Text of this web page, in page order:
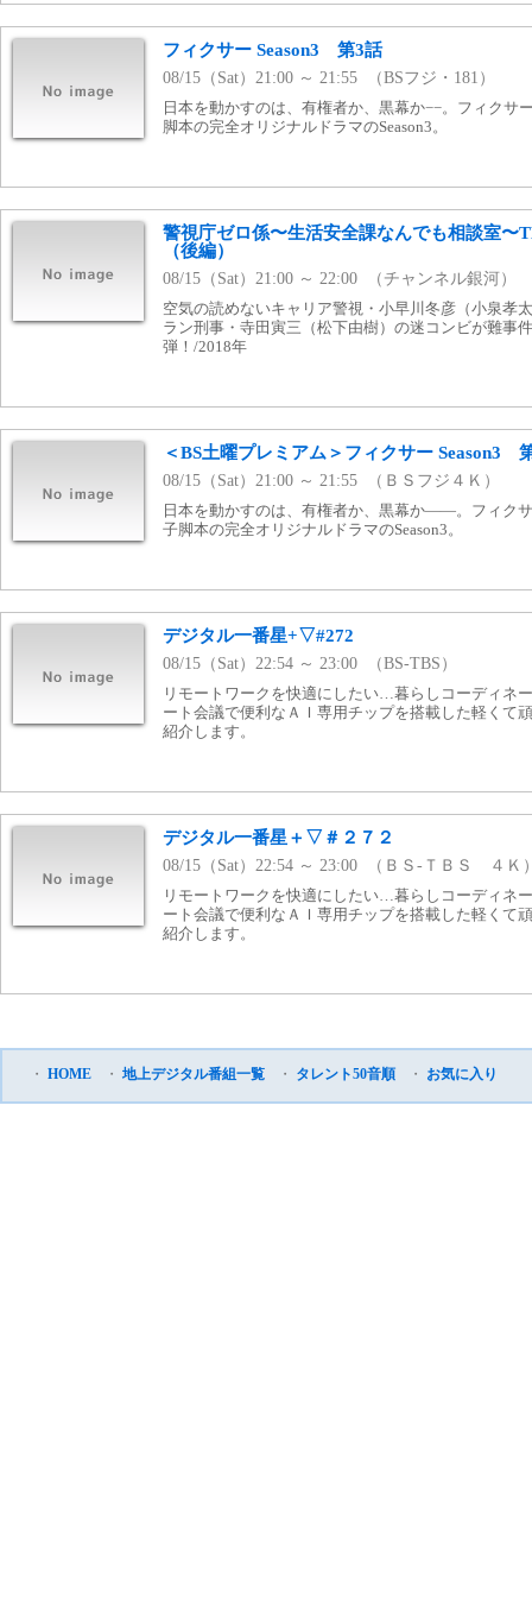
フィクサー Season3 第3話
08/15（Sat）21:00 ～ 21:55 （BSフジ・181）
日本を動かすのは、有権者か、黒幕か−−。フィクサ
脚本の完全オリジナルドラマのSeason3。
警視庁ゼロ係〜生活安全課なんでも相談室〜
（後編）
08/15（Sat）21:00 ～ 22:00 （チャンネル銀河）
空気の読めないキャリア警視・小早川冬彦（小泉孝
ラン刑事・寺田寅三（松下由樹）の迷コンビが難事
弾！/2018年
＜BS土曜プレミアム＞フィクサー Season3
08/15（Sat）21:00 ～ 21:55 （ＢＳフジ４Ｋ）
日本を動かすのは、有権者か、黒幕か——。フィク
子脚本の完全オリジナルドラマのSeason3。
デジタル一番星+▽#272
08/15（Sat）22:54 ～ 23:00 （BS-TBS）
リモートワークを快適にしたい…暮らしコーディネ
ート会議で便利なＡＩ専用チップを搭載した軽くて
紹介します。
デジタル一番星＋▽＃２７２
08/15（Sat）22:54 ～ 23:00 （ＢＳ-ＴＢＳ ４Ｋ
リモートワークを快適にしたい…暮らしコーディネ
ート会議で便利なＡＩ専用チップを搭載した軽くて
紹介します。
・ HOME ・ 地上デジタル番組一覧 ・ タレント50音順 ・ お気に入り